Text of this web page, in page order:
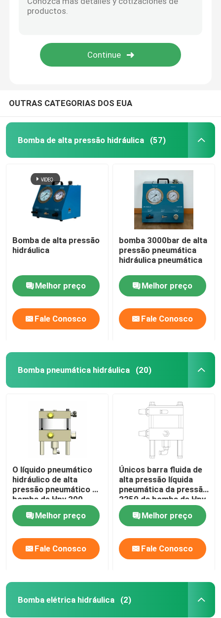
Para casa
Produtos
Vídeos
OUTRAS CATEGORIAS DOS EUA
Bomba de alta pressão hidráulica (57)
Bomba de alta pressão
hidráulica
Melhor preço
Fale Conosco
bomba 3000bar de alta
pressão pneumática
hidráulica pneumática
Melhor preço
Fale Conosco
Bomba pneumática hidráulica (20)
O líquido pneumático
hidráulico de alta
pressão pneumático da
bomba de Hpv 200
bombeia a barra 1974
Melhor preço
Fale Conosco
Únicos barra fluida de
alta pressão líquida
pneumática da pressão
2250 da bomba de Hpv
150
Melhor preço
Fale Conosco
Bomba elétrica hidráulica (2)